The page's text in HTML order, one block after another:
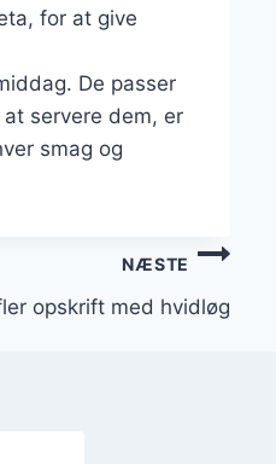
for at give
De passer
servere dem, er
smag og
NÆSTE
opskrift med hvidløg